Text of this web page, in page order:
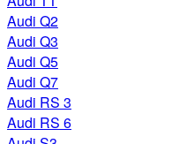
Audi Q2
Audi Q3
Audi Q5
Audi Q7
Audi RS 3
Audi RS 6